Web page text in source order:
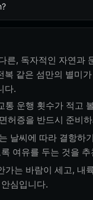
른, 독자적인 자연과
복 같은 섬만의 별미
다.
통 운행 횟수가 적고
허증을 반드시 준비
날씨에 따라 결항하
여유를 두는 것을 추
가는 바람이 세고, 내
심입니다.